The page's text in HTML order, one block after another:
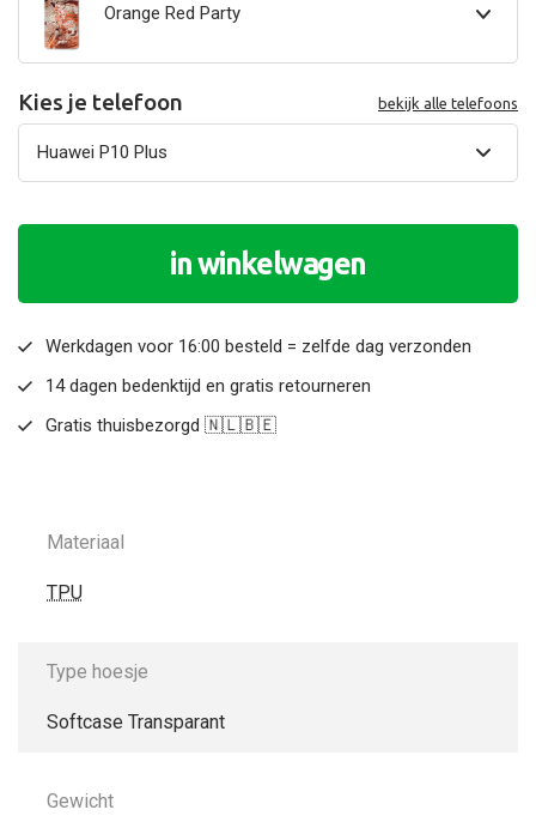
Orange Red Party
Kies je telefoon bekijk alle telefoons
in winkelwagen
Werkdagen voor 16:00 besteld = zelfde dag verzonden
14 dagen bedenktijd en gratis retourneren
Gratis thuisbezorgd 🇳🇱🇧🇪
Materiaal
TPU
Type hoesje
Softcase Transparant
Gewicht